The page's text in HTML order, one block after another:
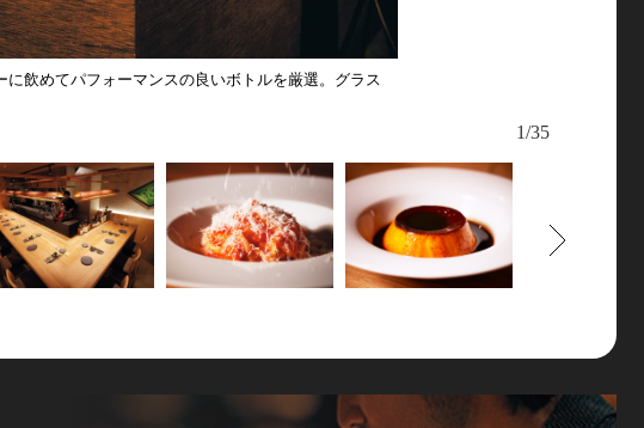
飲めてパフォーマンスの良いボトルを厳選。グラス
1/35